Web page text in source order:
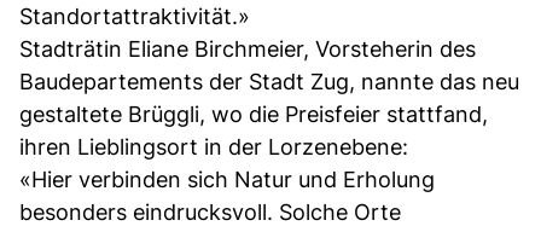
Standortattraktivität.»
Stadträtin Eliane Birchmeier, Vorsteherin des
Baudepartements der Stadt Zug, nannte das neu
gestaltete Brüggli, wo die Preisfeier stattfand,
ihren Lieblingsort in der Lorzenebene:
«Hier verbinden sich Natur und Erholung
besonders eindrucksvoll. Solche Orte